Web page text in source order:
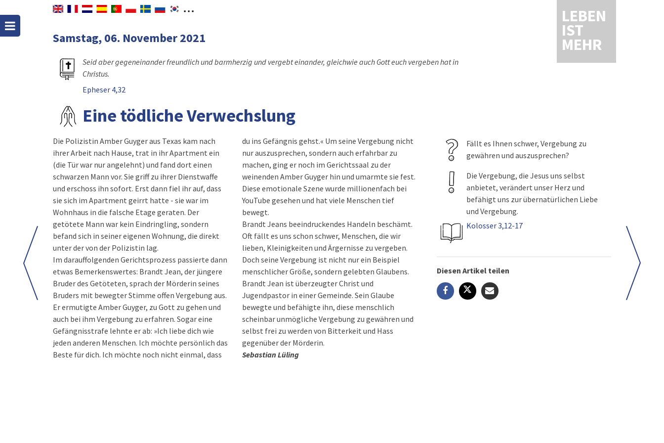
LEBEN
IST
MEHR
Samstag, 06. November 2021
Seid aber gegeneinander freundlich und barmherzig und vergebt einander, gleichwie auch Gott euch vergeben hat in
Christus.
Epheser 4,32
Eine tödliche Verwechslung
Die Polizistin Amber Guyger aus Texas kam nach
ihrer Arbeit nach Hause, trat in ihr Apartment ein
(die Tür war nur angelehnt) und fand dort einen
schwarzen Mann vor. Sie griff zu ihrer Dienstwaffe
und erschoss ihn sofort. Erst dann fiel ihr auf, dass
sie sich im Apartment geirrt hatte - sie war im
Wohnhaus in die falsche Etage geraten. Der
getötete Mann war kein Eindringling, sondern
befand sich in seiner eigenen Wohnung, die direkt
unter der von der Polizistin lag.
Im darauffolgenden Gerichtsprozess passierte dann
etwas Bemerkenswertes: Brandt Jean, der jüngere
Bruder des Getöteten, sprach der Mörderin seines
Bruders mit bewegter Stimme offen Vergebung aus.
Er ermutigte Amber Guyger, zu Gott zu gehen und
auch bei ihm Vergebung zu erfahren. Sogar eine
Gefängnisstrafe lehnte er ab: »Ich liebe dich wie
jeden anderen Menschen. Ich möchte persönlich das
Beste für dich. Ich möchte noch nicht einmal, dass
du ins Gefängnis gehst.« Um seine Vergebung nicht
nur auszusprechen, sondern auch erfahrbar zu
machen, ging er noch im Gerichtssaal zu der
weinenden Amber Guyger hin und umarmte sie fest.
Diese emotionale Szene wurde millionenfach bei
YouTube gesehen und hat viele Menschen tief
bewegt.
Brandt Jeans beeindruckendes Handeln beschämt.
Oft fällt es uns schon schwer, Menschen, die wir
lieben, Kleinigkeiten und Ärgernisse zu vergeben.
Doch seine Vergebung ist nicht nur ein Beispiel
menschlicher Größe, sondern gelebten Glaubens.
Brandt Jean ist überzeugter Christ und
Jugendpastor in einer Gemeinde. Sein Glaube
bewegte und befähigte ihn, diese menschlich
scheinbar unmögliche Vergebung zu gewähren und
selbst frei zu werden von Bitterkeit und Hass
gegenüber der Mörderin.
Sebastian Lüling
Fällt es Ihnen schwer, Vergebung zu
gewähren und auszusprechen?
Die Vergebung, die Jesus uns selbst
anbietet, verändert unser Herz und
befähigt uns zur übernatürlichen Liebe
und Vergebung.
Kolosser 3,12-17
Diesen Artikel teilen